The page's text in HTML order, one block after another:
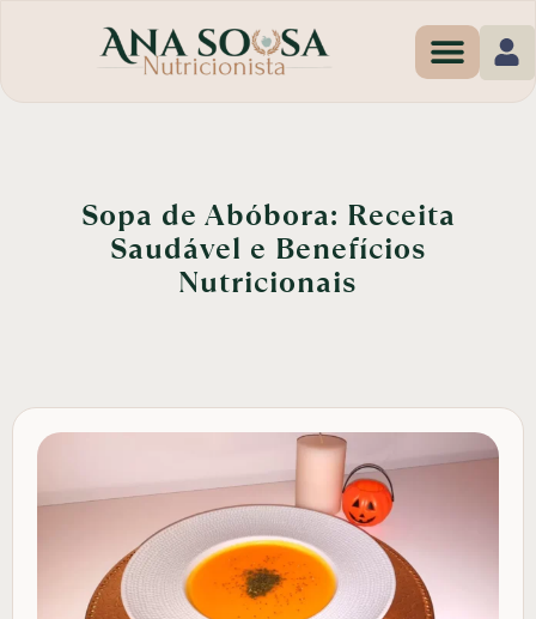
Sopa de Abóbora: Receita
Saudável e Benefícios
Nutricionais